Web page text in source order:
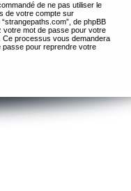
de ne pas utiliser le
de votre compte sur
de phpBB
votre mot de passe pour votre
Ce processus vous demandera
passe pour reprendre votre